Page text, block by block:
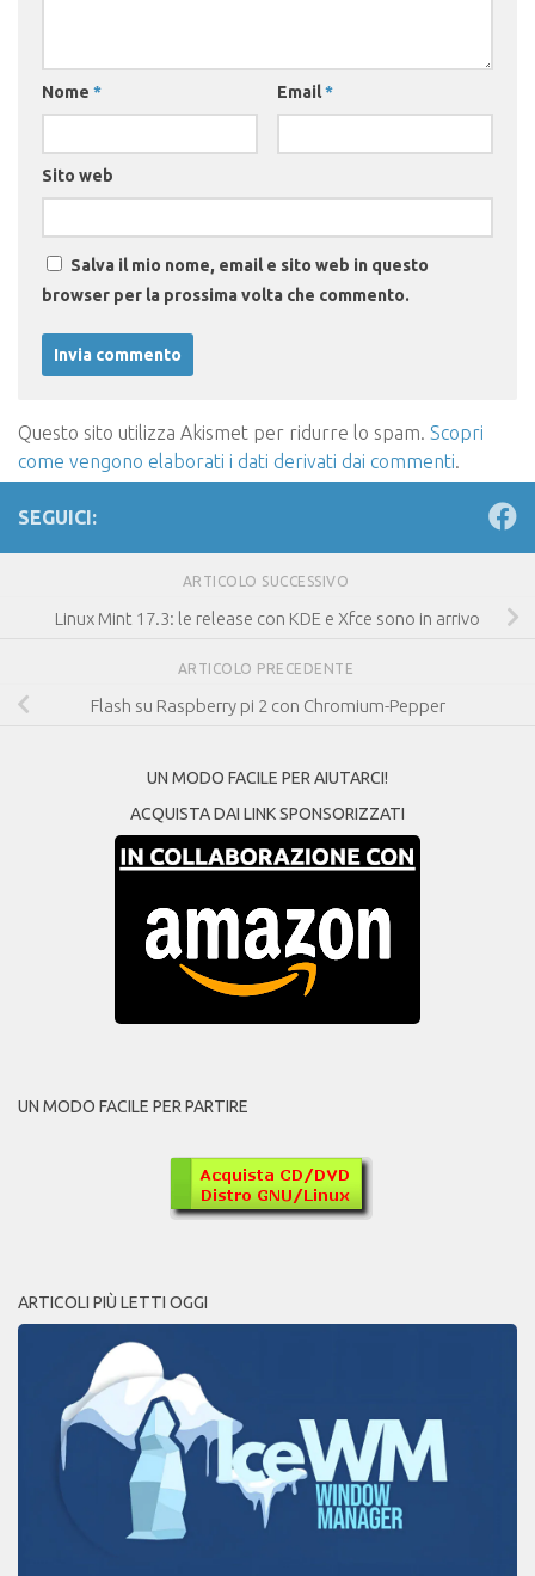
Nome * Email*
Sito web
Salva il mio nome, email e sito web in questo
browser per la prossima volta che commento.
Questo sito utilizza Akismet per ridurre lo spam. Scopri
come vengono elaborati i dati derivati dai commenti.
SEGUICI:
ARTICOLO SUCCESSIVO
Linux Mint 17.3: le release con KDE e Xfce sono in arrivo
ARTICOLO PRECEDENTE
Flash su Raspberry pi 2 con Chromium-Pepper
UN MODO FACILE PER AIUTARCI!
ACQUISTA DAI LINK SPONSORIZZATI
UN MODO FACILE PER PARTIRE
ARTICOLI PIÙ LETTI OGGI